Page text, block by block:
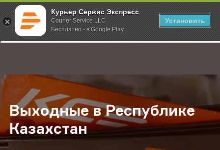
Курьер Сервис Экспресс
Courier Service LLC
Бесплатно - в Google Play
Установить
;
Главная О компании Новости Выходные в Республике
Выходные в Республике
Казахстан